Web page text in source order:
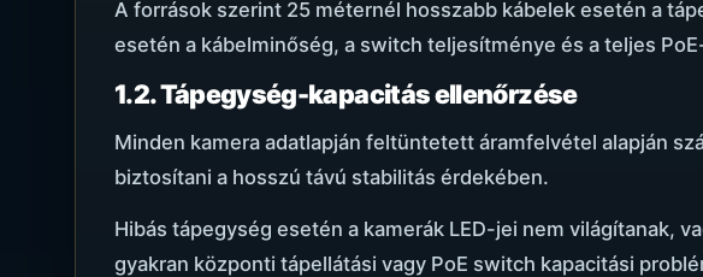
A források szerint 25 méternél hosszabb kábelek esetén a
esetén a kábelminőség, a switch teljesítménye és a teljes
1.2. Tápegység-kapacitás ellenőrzése
Minden kamera adatlapján feltüntetett áramfelvétel alapján
biztosítani a hosszú távú stabilitás érdekében.
Hibás tápegység esetén a kamerák LED-jei nem világítanak,
gyakran központi tápellátási vagy PoE switch kapacitási